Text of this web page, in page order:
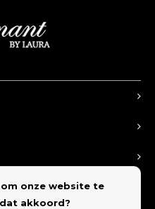
onze website te
akkoord?